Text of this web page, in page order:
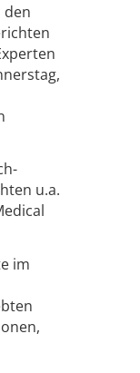
den
u.a.
im